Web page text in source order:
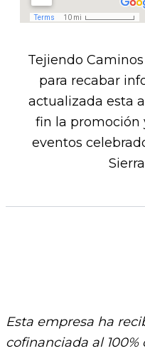
Tejiendo
para recabar
actualizada esta
fin la promoción
eventos
Esta empresa ha
cofinanciada al 100%